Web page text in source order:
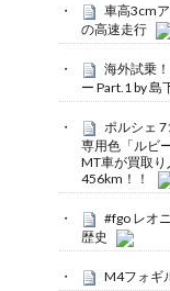
車高3cm
の高速走行
海外試乗
ー Part.1 by 島
ポルシェ
専用色「ルビ
MT車が買取
456km！！
#fgo レオ
歴史
M4フォギ